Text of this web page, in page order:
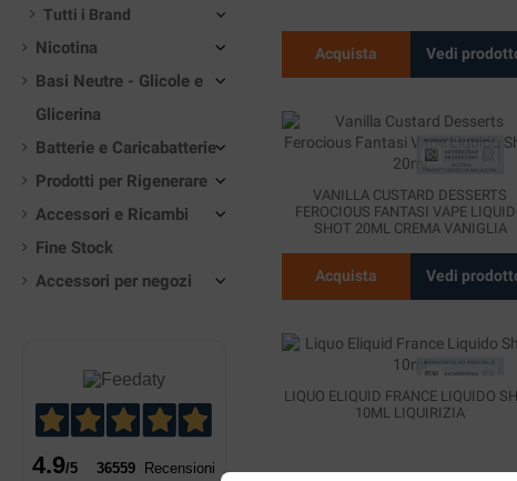
Acquista Vedi
VANILLA CUSTARD DESSERTS
FEROCIOUS FANTASI VAPE
SHOT 20ML CREMA VANIGLIA
Acquista Vedi
LIQUO ELIQUID FRANCE LIQUIDO
10ML LIQUIRIZIA
Tutti i Brand
Nicotina
Basi Neutre - Glicole e
Glicerina
Batterie e Caricabatterie
Prodotti per Rigenerare
Accessori e Ricambi
Fine Stock
Accessori per negozi
4.9/5 36559 Recensioni